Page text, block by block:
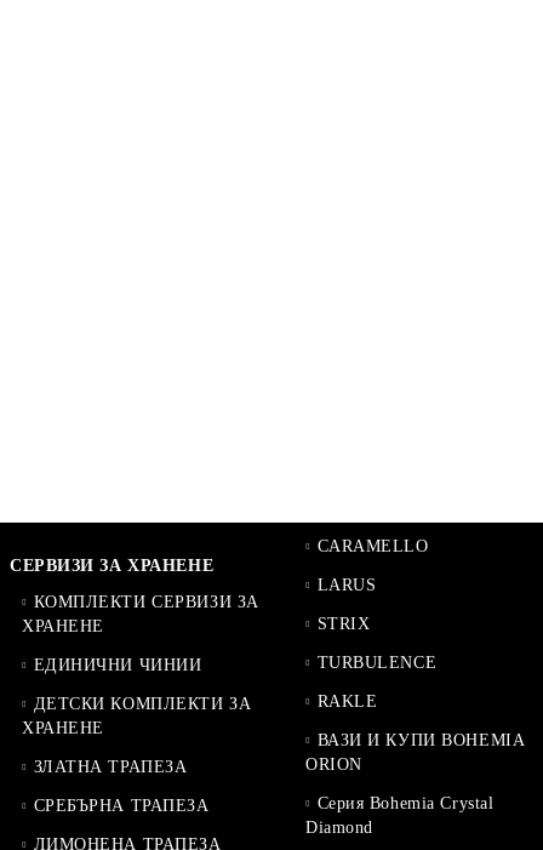
СЕРВИЗИ ЗА ХРАНЕНЕ
КОМПЛЕКТИ СЕРВИЗИ ЗА
ХРАНЕНЕ
ЕДИНИЧНИ ЧИНИИ
ДЕТСКИ КОМПЛЕКТИ ЗА
ХРАНЕНЕ
ЗЛАТНА ТРАПЕЗА
СРЕБЪРНА ТРАПЕЗА
ЛИМОНЕНА ТРАПЕЗА
CARAMELLO
LARUS
STRIX
TURBULENCE
RAKLE
ВАЗИ И КУПИ BOHEMIA
ORION
Серия Bohemia Crystal
Diamond